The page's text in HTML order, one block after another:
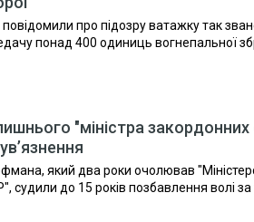
повідомили про підозру ватажку так
понад 400 одиниць вогнепальної
"міністра
який два роки очолював
судили до 15 років позбавлення волі за